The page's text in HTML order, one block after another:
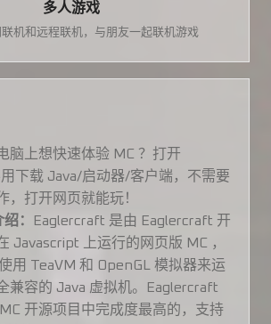
多人游戏
机和远程联机，与朋友一起联机游戏
脑上想快速体验 MC ？打开
用下载 Java/启动器/客户端，不需要
，打开网页就能玩！
：
Eaglercraft 是由 Eaglercraft 开
Javascript 上运行的网页版 MC ，
用 TeaVM 和 OpenGL 模拟器来运
兼容的 Java 虚拟机。Eaglercraft
开源项目中完成度最高的，支持